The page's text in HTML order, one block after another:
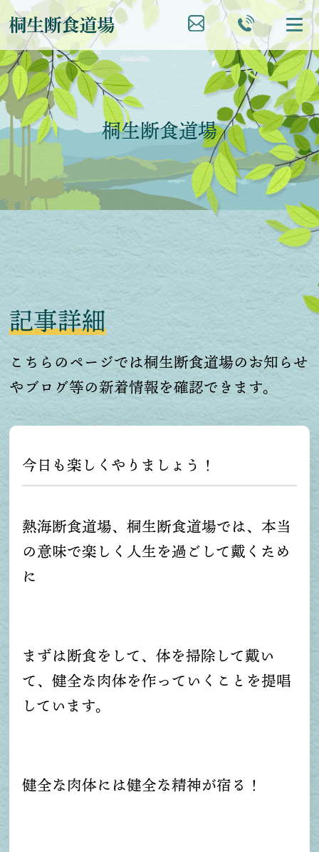
桐生断食道場
記事詳細
こちらのページでは桐生断食道場のお知らせ
やブログ等の新着情報を確認できます。
今日も楽しくやりましょう！
熱海断食道場、桐生断食道場では、本当
の意味で楽しく人生を過ごして戴くため
に
まずは断食をして、体を掃除して戴い
て、健全な肉体を作っていくことを提唱
しています。
健全な肉体には健全な精神が宿る！